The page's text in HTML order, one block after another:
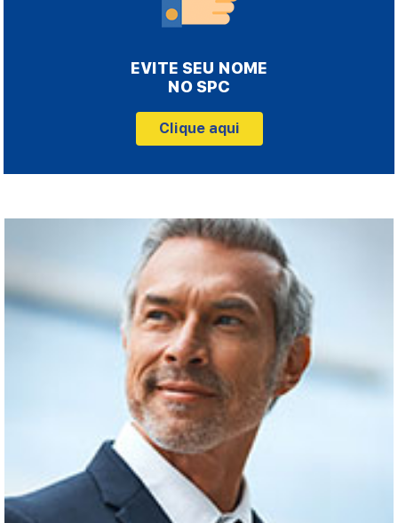
EVITE SEU NOME
NO SPC
Clique aqui